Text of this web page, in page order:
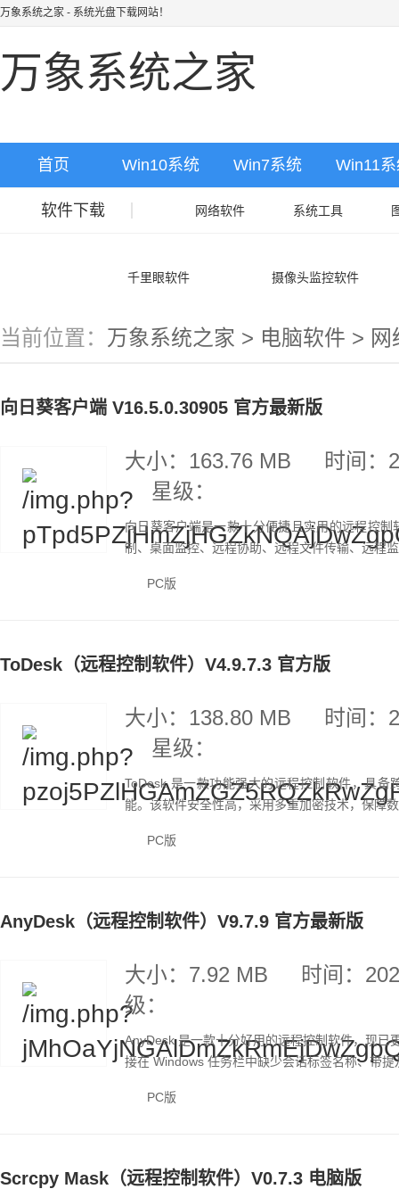
万象系统之家 - 系统光盘下载网站！
万象系统之家
首页 Win10系统 Win7系统 Win11
软件下载 网络软件 系统工具
千里眼软件 摄像头监控软件
当前位置： 万象系统之家 > 电脑软件 > 网
向日葵客户端 V16.5.0.30905 官方最新版
大小：163.76 MB
时间：
星级：
向日葵客户端是一款十分便捷且实用的远程控
制、桌面监控、远程协助、远程文件传输、远程
PC版
ToDesk（远程控制软件）V4.9.7.3 官方版
大小：138.80 MB
时间：
星级：
ToDesk 是一款功能强大的远程控制软件，具
能。该软件安全性高，采用多重加密技术，保障
PC版
AnyDesk（远程控制软件）V9.7.9 官方最新版
大小：7.92 MB
时间：
级：
AnyDesk 是一款十分好用的远程控制软件，现
接在 Windows 任务栏中缺少会话标签名称、带
PC版
Scrcpy Mask（远程控制软件）V0.7.3 电脑版